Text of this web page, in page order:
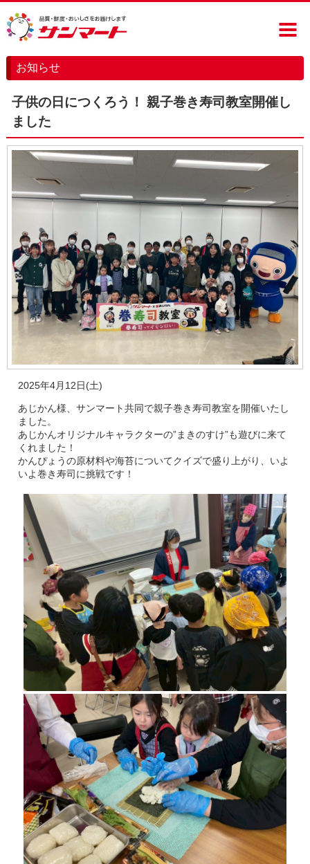
お知らせ
お問い合わせ
お知らせ
子供の日につくろう！ 親子巻き寿司教室開催し
ました
2025年4月12日(土)
あじかん様、サンマート共同で親子巻き寿司教室を開催いたし
ました。
あじかんオリジナルキャラクターの”まきのすけ”も遊びに来て
くれました！
かんぴょうの原材料や海苔についてクイズで盛り上がり、いよ
いよ巻き寿司に挑戦です！